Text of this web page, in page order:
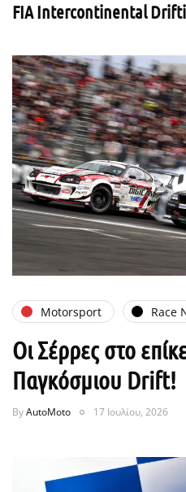
FIA Intercontinental
Motorsport Race
Οι Σέρρες στο
Παγκόσμιου Drift!
ByAutoMoto 17 Ιουλίου, 2026